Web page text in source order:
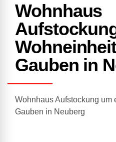
Wohnhaus
Gauben in
Wohnhaus Aufstockung um
Gauben in Neuberg